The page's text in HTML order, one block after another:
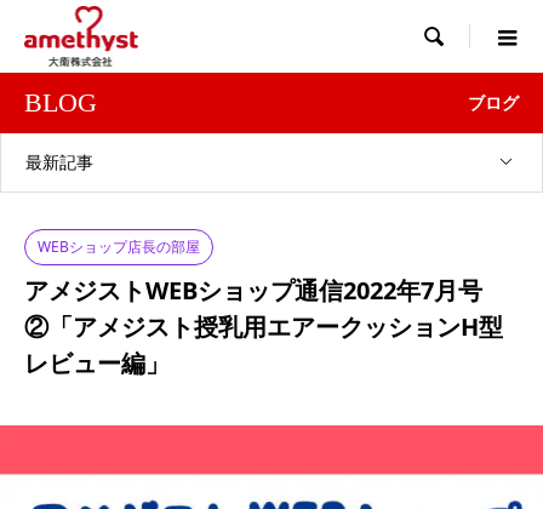

BLOG ブログ
最新記事
WEBショップ店長の部屋
アメジストWEBショップ通信2022年7月号
②「アメジスト授乳用エアークッションH型
レビュー編」